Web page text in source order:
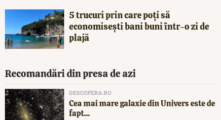
5 trucuri prin care poți să
economisești bani buni într-o zi de
plajă
Recomandări din presa de azi
DESCOPERA.RO
Cea mai mare galaxie din Univers este de
fapt...